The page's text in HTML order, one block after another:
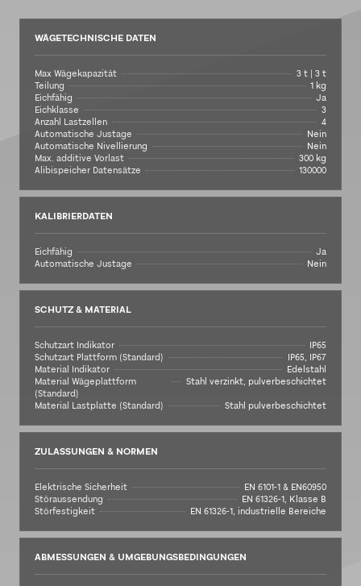
WÄGETECHNISCHE DATEN
Max Wägekapazität
3 t | 3 t
Teilung
1 kg
Eichfähig
Ja
Eichklasse
3
Anzahl Lastzellen
4
Automatische Justage
Nein
Automatische Nivellierung
Nein
Max. additive Vorlast
300 kg
Alibispeicher Datensätze
130000
KALIBRIERDATEN
Eichfähig
Ja
Automatische Justage
Nein
SCHUTZ & MATERIAL
Schutzart Indikator
IP65
Schutzart Plattform (Standard)
IP65, IP67
Material Indikator
Edelstahl
Material Wägeplattform
(Standard)
Stahl verzinkt, pulverbeschichtet
Material Lastplatte (Standard)
Stahl pulverbeschichtet
ZULASSUNGEN & NORMEN
Elektrische Sicherheit
EN 6101-1 & EN60950
Störaussendung
EN 61326-1, Klasse B
Störfestigkeit
EN 61326-1, industrielle Bereiche
ABMESSUNGEN & UMGEBUNGSBEDINGUNGEN